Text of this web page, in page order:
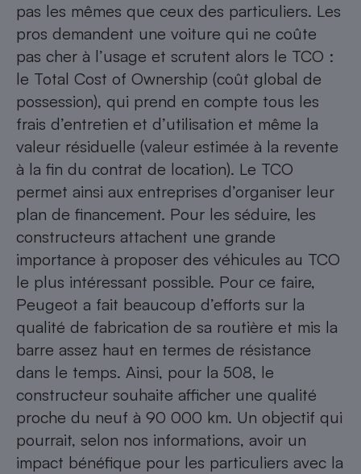
pas les mêmes que ceux des particuliers. Les
pros demandent une voiture qui ne coûte
pas cher à l’usage et scrutent alors le TCO :
le Total Cost of Ownership (coût global de
possession), qui prend en compte tous les
frais d’entretien et d’utilisation et même la
valeur résiduelle (valeur estimée à la revente
à la fin du contrat de location). Le TCO
permet ainsi aux entreprises d’organiser leur
plan de financement. Pour les séduire, les
constructeurs attachent une grande
importance à proposer des véhicules au TCO
le plus intéressant possible. Pour ce faire,
Peugeot a fait beaucoup d’efforts sur la
qualité de fabrication de sa routière et mis la
barre assez haut en termes de résistance
dans le temps. Ainsi, pour la 508, le
constructeur souhaite afficher une qualité
proche du neuf à 90 000 km. Un objectif qui
pourrait, selon nos informations, avoir un
impact bénéfique pour les particuliers avec la